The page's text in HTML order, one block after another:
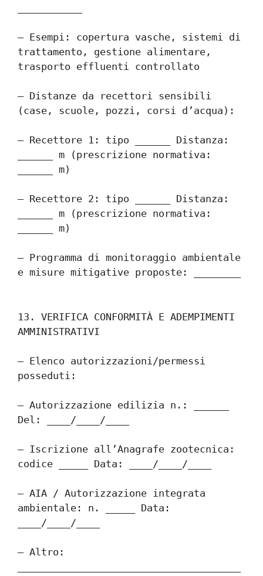
– Esempi: copertura vasche, sistemi di
trattamento, gestione alimentare,
trasporto effluenti controllato
– Distanze da recettori sensibili
(case, scuole, pozzi, corsi d’acqua):
– Recettore 1: tipo ______ Distanza:
______ m (prescrizione normativa:
______ m)
– Recettore 2: tipo ______ Distanza:
______ m (prescrizione normativa:
______ m)
– Programma di monitoraggio ambientale
e misure mitigative proposte: ________
13. VERIFICA CONFORMITÀ E ADEMPIMENTI
AMMINISTRATIVI
– Elenco autorizzazioni/permessi
posseduti:
– Autorizzazione edilizia n.: ______
Del: ____/____/____
– Iscrizione all’Anagrafe zootecnica:
codice _____ Data: ____/____/____
– AIA / Autorizzazione integrata
ambientale: n. _____ Data:
____/____/____
– Altro: